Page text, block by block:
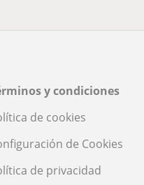
y condiciones
de cookies
de Cookies
de privacidad